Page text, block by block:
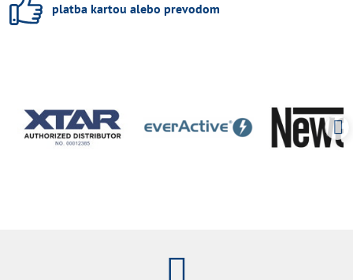
platba kartou alebo prevodom